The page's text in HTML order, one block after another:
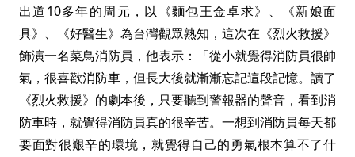
出道10多年的周元，以《麵包王金卓求》、《新娘面
具》、《好醫生》為台灣觀眾熟知，這次在《烈火救援》
飾演一名菜鳥消防員，他表示：「從小就覺得消防員很帥
氣，很喜歡消防車，但長大後就漸漸忘記這段記憶。讀了
《烈火救援》的劇本後，只要聽到警報器的聲音，看到消
防車時，就覺得消防員真的很辛苦。一想到消防員每天都
要面對很艱辛的環境，就覺得自己的勇氣根本算不了什